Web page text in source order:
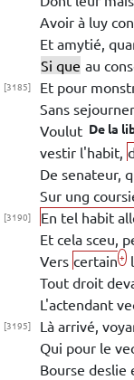
Avoir à luy
Et amytié,
Si que au
[3185] Et pour
Sans
De la
Voulut
vestir l'habit,
De senateur,
Sur ung
[3190] En tel habit
Et cela sceu,
Vers certain +
Tout droit
L'actendant
[3195] Là arrivé,
Qui pour le
Bourse deslie